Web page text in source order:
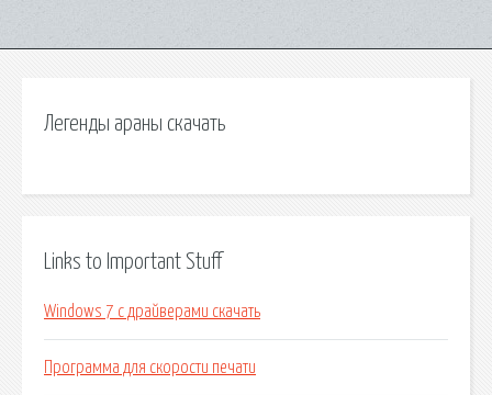
Легенды араны скачать
Links to Important Stuff
Windows 7 с драйверами скачать
Программа для скорости печати